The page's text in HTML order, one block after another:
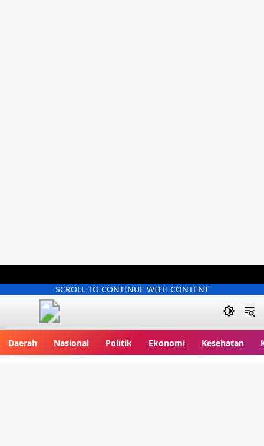
SCROLL TO CONTINUE WITH CONTENT
Daerah Nasional Politik Ekonomi Kesehatan